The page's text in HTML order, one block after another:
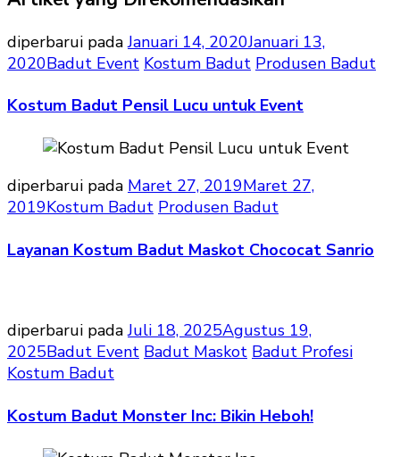
diperbarui padaJanuari 14, 2020Januari 13,
2020Badut Event Kostum Badut Produsen Badut
Kostum Badut Pensil Lucu untuk Event
diperbarui pada Maret 27, 2019Maret 27,
2019Kostum Badut Produsen Badut
Layanan Kostum Badut Maskot Chococat Sanrio
diperbarui padaJuli 18, 2025Agustus 19,
2025Badut Event Badut Maskot Badut Profesi
Kostum Badut
Kostum Badut Monster Inc: Bikin Heboh!